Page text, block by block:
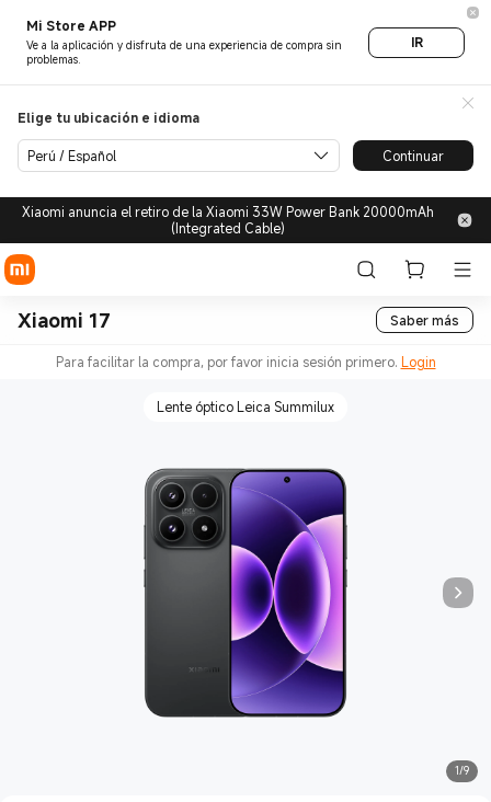
Mi Store APP
Ve a la aplicación y disfruta de una experiencia de compra sin
problemas.
IR
Elige tu ubicación e idioma
Perú / Español Continuar
Xiaomi anuncia el retiro de la Xiaomi 33W Power Bank 20000mAh
(Integrated Cable)
Xiaomi 17 Saber más
Para facilitar la compra, por favor inicia sesión primero. Login
1/9
Lente óptico Leica Summilux